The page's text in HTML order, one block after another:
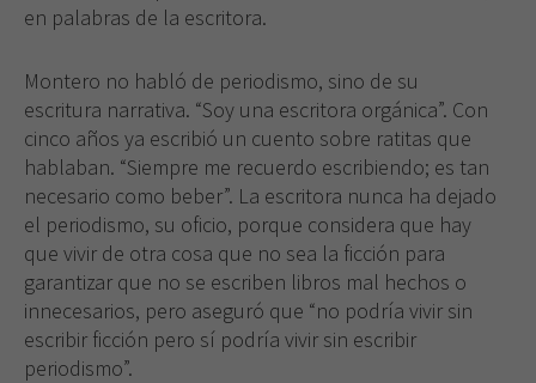
en palabras de la escritora.
Montero no habló de periodismo, sino de su
escritura narrativa. “Soy una escritora orgánica”. Con
cinco años ya escribió un cuento sobre ratitas que
hablaban. “Siempre me recuerdo escribiendo; es tan
necesario como beber”. La escritora nunca ha dejado
el periodismo, su oficio, porque considera que hay
que vivir de otra cosa que no sea la ficción para
garantizar que no se escriben libros mal hechos o
innecesarios, pero aseguró que “no podría vivir sin
escribir ficción pero sí podría vivir sin escribir
periodismo”.